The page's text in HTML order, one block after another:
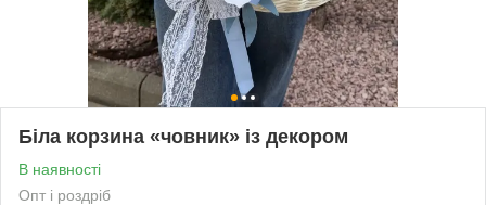
Біла корзина «човник» із декором
В наявності
Опт і роздріб